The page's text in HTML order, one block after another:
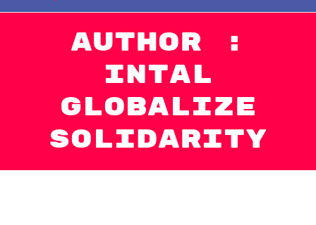
Intal
Globalize Solidarity!
Author :
intal
Globalize
Solidarity